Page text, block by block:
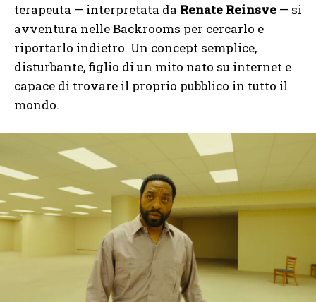
terapeuta — interpretata da Renate Reinsve — si
avventura nelle Backrooms per cercarlo e
riportarlo indietro. Un concept semplice,
disturbante, figlio di un mito nato su internet e
capace di trovare il proprio pubblico in tutto il
mondo.